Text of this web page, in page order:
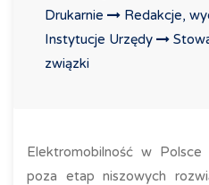
Drukarnie
Redakcje,
Instytucje Urzędy
związki
Elektromobilność w
poza etap niszowych